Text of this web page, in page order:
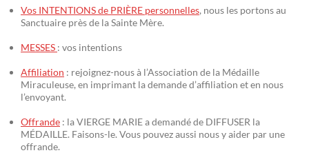
Vos INTENTIONS de PRIÈRE personnelles, nous les portons au
Sanctuaire près de la Sainte Mère.
MESSES : vos intentions
Affiliation : rejoignez-nous à l’Association de la Médaille
Miraculeuse, en imprimant la demande d’affiliation et en nous
l’envoyant.
Offrande : la VIERGE MARIE a demandé de DIFFUSER la
MÉDAILLE. Faisons-le. Vous pouvez aussi nous y aider par une
offrande.